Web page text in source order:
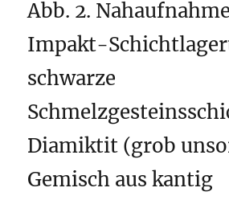
Abb. 2.
Impakt-
schwarze
Diamiktit (grob
Gemisch aus kantig